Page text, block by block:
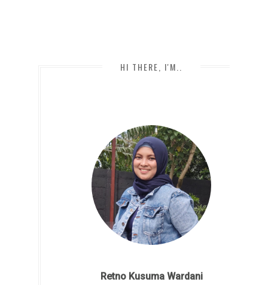
HI THERE, I'M..
Retno Kusuma Wardani